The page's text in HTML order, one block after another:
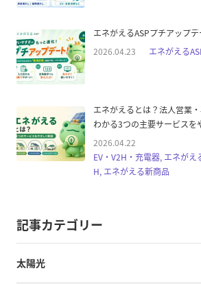
エネがえるASPプチアップ
2026.04.23
エネがえる
エネがえるとは？法人営業
わかる3つの主要サービスを
2026.04.22
EV・V2H・充電器, エネがえ
H, エネがえる新商品
記事カテゴリー
太陽光